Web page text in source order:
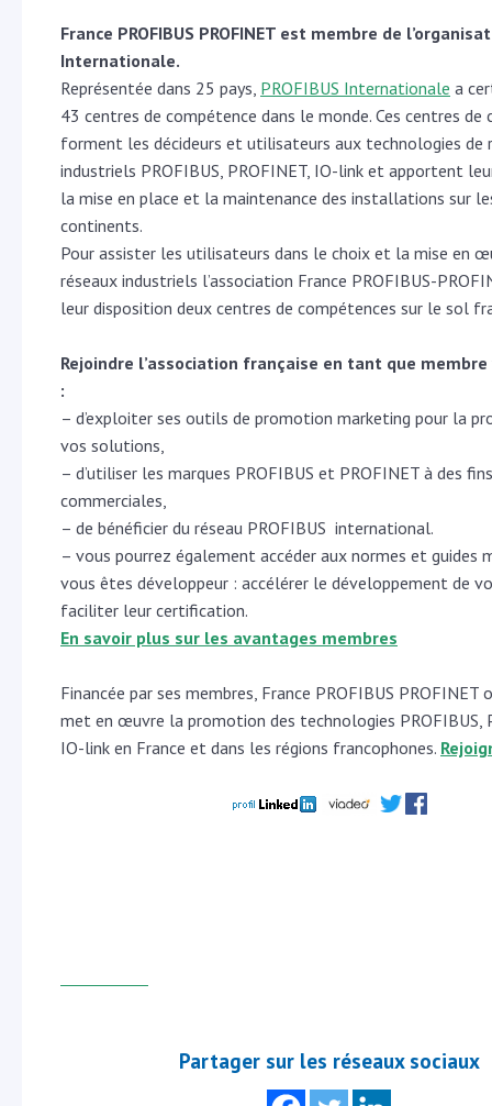
France PROFIBUS PROFINET est membre de
Internationale.
Représentée dans 25 pays, PROFIBUS Internationale a
43 centres de compétence dans le monde. Ces centres de
forment les décideurs et utilisateurs aux technologies de
industriels PROFIBUS, PROFINET, IO-link et apportent
la mise en place et la maintenance des installations sur
continents.
Pour assister les utilisateurs dans le choix et la mise en
réseaux industriels l’association France PROFIBUS-
leur disposition deux centres de compétences sur le sol
Rejoindre l’association française en tant que
:
– d’exploiter ses outils de promotion marketing pour la
vos solutions,
– d’utiliser les marques PROFIBUS et PROFINET à des fins
commerciales,
– de bénéficier du réseau PROFIBUS international.
– vous pourrez également accéder aux normes et guides
vous êtes développeur : accélérer le développement de
faciliter leur certification.
En savoir plus sur les avantages membres
Financée par ses membres, France PROFIBUS PROFINET
met en œuvre la promotion des technologies PROFIBUS,
IO-link en France et dans les régions francophones.
Partager sur les réseaux sociaux